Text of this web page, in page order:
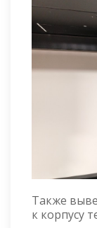
Также
к корпусу